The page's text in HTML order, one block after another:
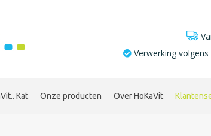
Kat Onze producten Over HoKaVit
Verwerking volgens